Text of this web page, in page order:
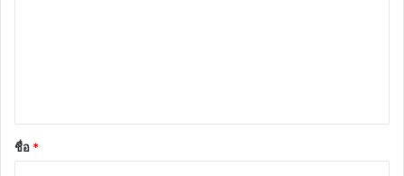
*
ชื่อ *